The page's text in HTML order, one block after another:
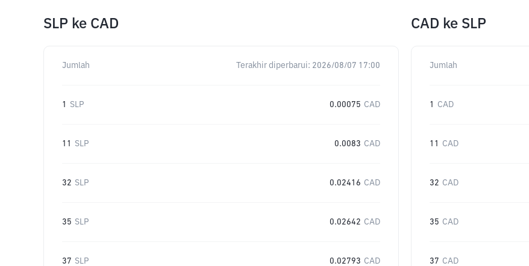
SLP ke CAD
Jumlah Terakhir diperbarui: 2026/08/07 17:00
1 SLP 0.00075 CAD
11 SLP 0.0083 CAD
32 SLP 0.02416 CAD
35 SLP 0.02642 CAD
37 SLP 0.02793 CAD
CAD ke SLP
Jumlah
1 CAD
11 CAD
32 CAD
35 CAD
37 CAD